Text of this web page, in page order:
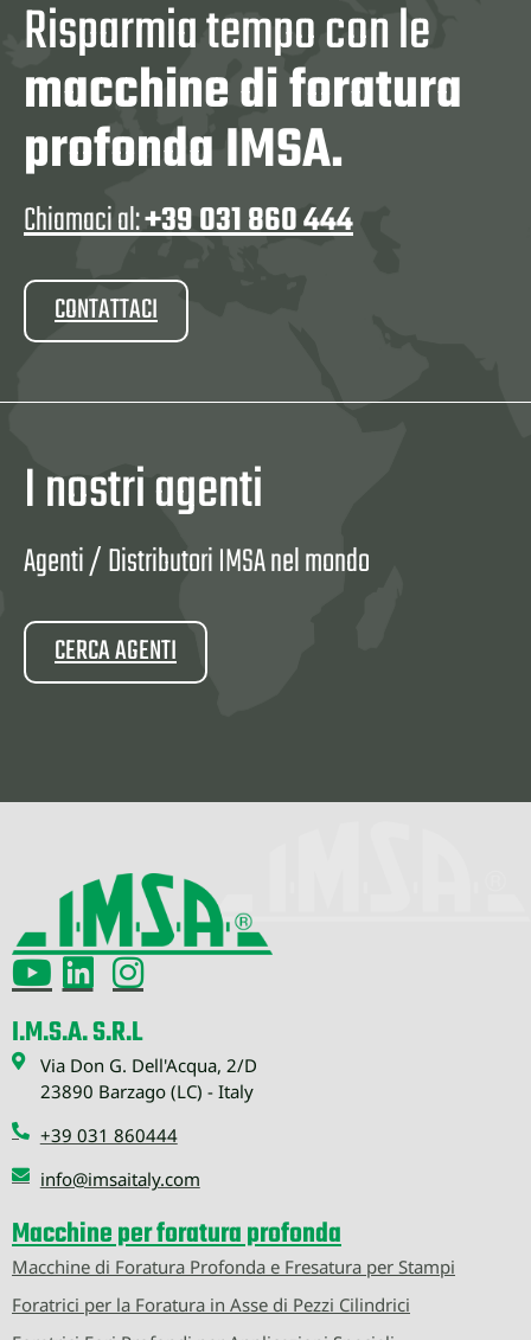
Risparmia tempo con le
macchine di foratura
profonda IMSA.
Chiamaci al:+39 031 860 444
CONTATTACI
I nostri agenti
Agenti / Distributori IMSA nel mondo
CERCA AGENTI
I.M.S.A. S.R.L
Via Don G. Dell'Acqua, 2/D
23890 Barzago (LC) - Italy
+39 031 860444
info@imsaitaly.com
Macchine per foratura profonda
Macchine di Foratura Profonda e Fresatura per Stampi
Foratrici per la Foratura in Asse di Pezzi Cilindrici